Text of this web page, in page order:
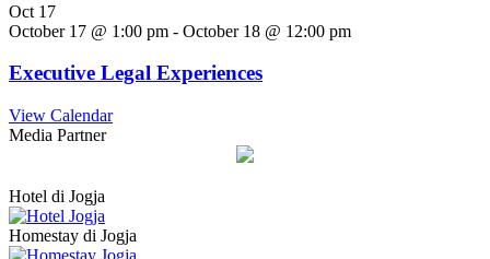
Oct 17
October 17 @ 1:00 pm - October 18 @ 12:00 pm
Executive Legal Experiences
View Calendar
Media Partner
Hotel di Jogja
Homestay di Jogja